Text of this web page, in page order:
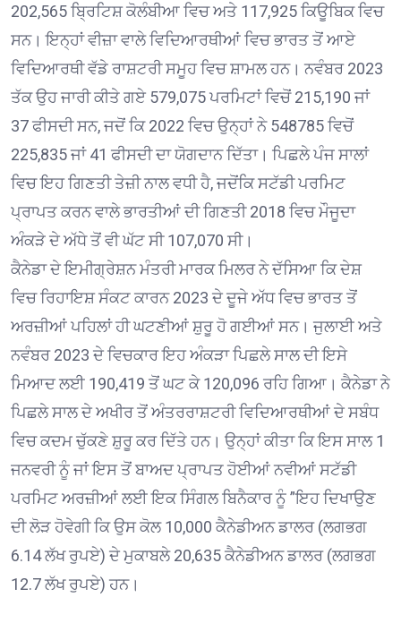
202,565 ਬ੍ਰਿਟਿਸ਼ ਕੋਲੰਬੀਆ ਵਿਚ ਅਤੇ 117,925 ਕਿਊਬਿਕ ਵਿਚ
ਸਨ। ਇਨ੍ਹਾਂ ਵੀਜ਼ਾ ਵਾਲੇ ਵਿਦਿਆਰਥੀਆਂ ਵਿਚ ਭਾਰਤ ਤੋਂ ਆਏ
ਵਿਦਿਆਰਥੀ ਵੱਡੇ ਰਾਸ਼ਟਰੀ ਸਮੂਹ ਵਿਚ ਸ਼ਾਮਲ ਹਨ। ਨਵੰਬਰ 2023
ਤੱਕ ਉਹ ਜਾਰੀ ਕੀਤੇ ਗਏ 579,075 ਪਰਮਿਟਾਂ ਵਿਚੋਂ 215,190 ਜਾਂ
37 ਫੀਸਦੀ ਸਨ, ਜਦੋਂ ਕਿ 2022 ਵਿਚ ਉਨ੍ਹਾਂ ਨੇ 548785 ਵਿਚੋਂ
225,835 ਜਾਂ 41 ਫੀਸਦੀ ਦਾ ਯੋਗਦਾਨ ਦਿੱਤਾ। ਪਿਛਲੇ ਪੰਜ ਸਾਲਾਂ
ਵਿਚ ਇਹ ਗਿਣਤੀ ਤੇਜ਼ੀ ਨਾਲ ਵਧੀ ਹੈ, ਜਦੋਂਕਿ ਸਟੱਡੀ ਪਰਮਿਟ
ਪ੍ਰਾਪਤ ਕਰਨ ਵਾਲੇ ਭਾਰਤੀਆਂ ਦੀ ਗਿਣਤੀ 2018 ਵਿਚ ਮੌਜੂਦਾ
ਅੰਕੜੇ ਦੇ ਅੱਧੇ ਤੋਂ ਵੀ ਘੱਟ ਸੀ 107,070 ਸੀ।
ਕੈਨੇਡਾ ਦੇ ਇਮੀਗ੍ਰੇਸ਼ਨ ਮੰਤਰੀ ਮਾਰਕ ਮਿਲਰ ਨੇ ਦੱਸਿਆ ਕਿ ਦੇਸ਼
ਵਿਚ ਰਿਹਾਇਸ਼ ਸੰਕਟ ਕਾਰਨ 2023 ਦੇ ਦੂਜੇ ਅੱਧ ਵਿਚ ਭਾਰਤ ਤੋਂ
ਅਰਜ਼ੀਆਂ ਪਹਿਲਾਂ ਹੀ ਘਟਣੀਆਂ ਸ਼ੁਰੂ ਹੋ ਗਈਆਂ ਸਨ। ਜੁਲਾਈ ਅਤੇ
ਨਵੰਬਰ 2023 ਦੇ ਵਿਚਕਾਰ ਇਹ ਅੰਕੜਾ ਪਿਛਲੇ ਸਾਲ ਦੀ ਇਸੇ
ਮਿਆਦ ਲਈ 190,419 ਤੋਂ ਘਟ ਕੇ 120,096 ਰਹਿ ਗਿਆ। ਕੈਨੇਡਾ ਨੇ
ਪਿਛਲੇ ਸਾਲ ਦੇ ਅਖੀਰ ਤੋਂ ਅੰਤਰਰਾਸ਼ਟਰੀ ਵਿਦਿਆਰਥੀਆਂ ਦੇ ਸਬੰਧ
ਵਿਚ ਕਦਮ ਚੁੱਕਣੇ ਸ਼ੁਰੂ ਕਰ ਦਿੱਤੇ ਹਨ। ਉਨ੍ਹਾਂ ਕੀਤਾ ਕਿ ਇਸ ਸਾਲ 1
ਜਨਵਰੀ ਨੂੰ ਜਾਂ ਇਸ ਤੋਂ ਬਾਅਦ ਪ੍ਰਾਪਤ ਹੋਈਆਂ ਨਵੀਆਂ ਸਟੱਡੀ
ਪਰਮਿਟ ਅਰਜ਼ੀਆਂ ਲਈ ਇਕ ਸਿੰਗਲ ਬਿਨੈਕਾਰ ਨੂੰ ”ਇਹ ਦਿਖਾਉਣ
ਦੀ ਲੋੜ ਹੋਵੇਗੀ ਕਿ ਉਸ ਕੋਲ 10,000 ਕੈਨੇਡੀਅਨ ਡਾਲਰ (ਲਗਭਗ
6.14 ਲੱਖ ਰੁਪਏ) ਦੇ ਮੁਕਾਬਲੇ 20,635 ਕੈਨੇਡੀਅਨ ਡਾਲਰ (ਲਗਭਗ
12.7 ਲੱਖ ਰੁਪਏ) ਹਨ।